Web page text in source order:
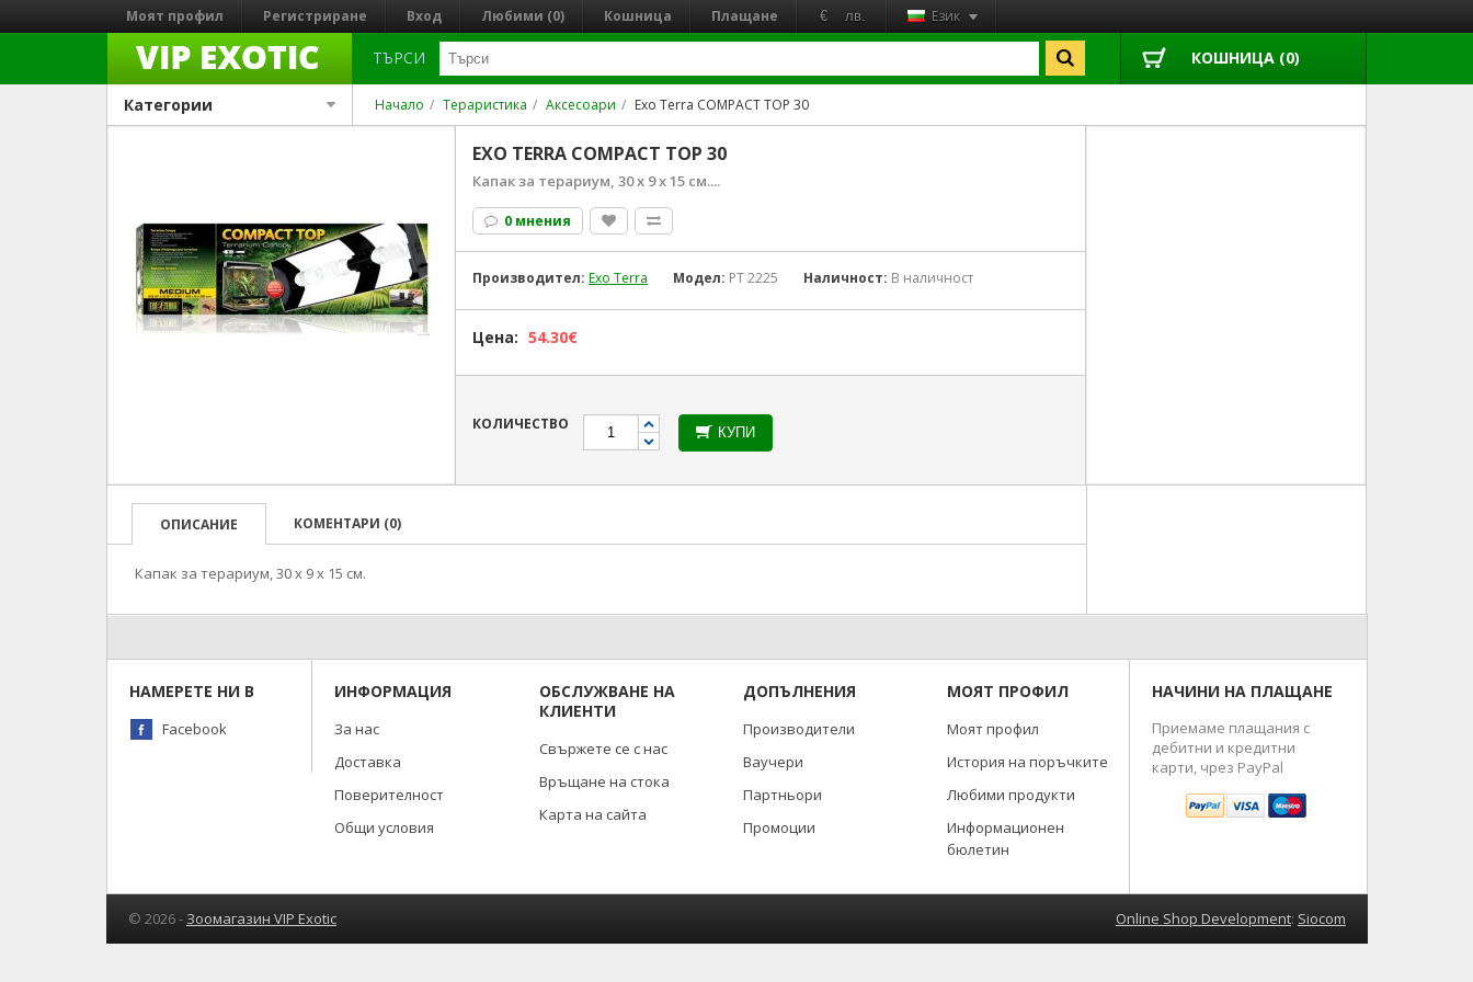
Моят профил Регистриране Вход Любими (0) Кошница Плащане € лв. Език
ТЪРСИ КОШНИЦА (0)
Категории Начало Тераристика Аксесоари Exo Terra COMPACT TOP 30
EXO TERRA COMPACT TOP 30
Капак за терариум, 30 х 9 х 15 см....
0 мнения
Производител: Exo Terra Модел: PT 2225 Наличност: В наличност
Цена: 54.30€
КОЛИЧЕСТВО КУПИ
ОПИСАНИЕ КОМЕНТАРИ (0)
Капак за терариум, 30 х 9 х 15 см.
НАМЕРЕТЕ НИ В
Facebook
ИНФОРМАЦИЯ
За нас
Доставка
Поверителност
Общи условия
ОБСЛУЖВАНЕ НА
КЛИЕНТИ
Свържете се с нас
Връщане на стока
Карта на сайта
ДОПЪЛНЕНИЯ
Производители
Ваучери
Партньори
Промоции
МОЯТ ПРОФИЛ
Моят профил
История на поръчките
Любими продукти
Информационен
бюлетин
НАЧИНИ НА ПЛАЩАНЕ
Приемаме плащания с
дебитни и кредитни
карти, чрез PayPal
© 2026 - Зоомагазин VIP Exotic Online Shop Development: Siocom